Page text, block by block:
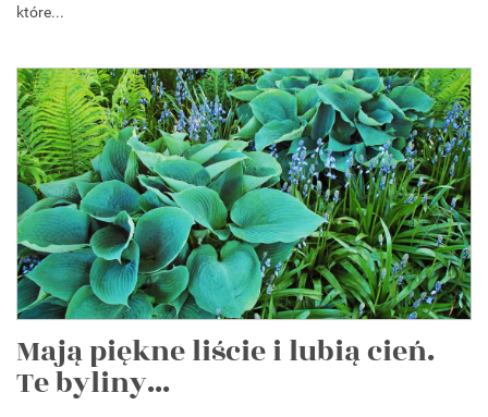
które...
Mają piękne liście i lubią cień.
Te byliny...